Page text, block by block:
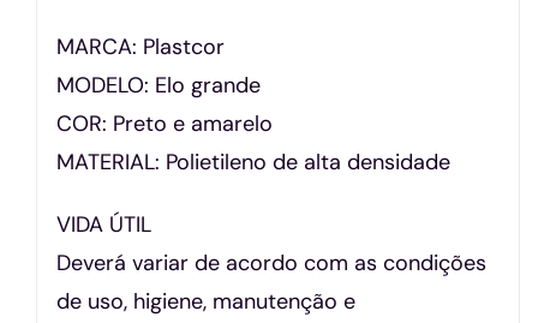
MARCA: Plastcor
MODELO: Elo grande
COR: Preto e amarelo
MATERIAL: Polietileno de alta densidade
VIDA ÚTIL
Deverá variar de acordo com as condições
de uso, higiene, manutenção e